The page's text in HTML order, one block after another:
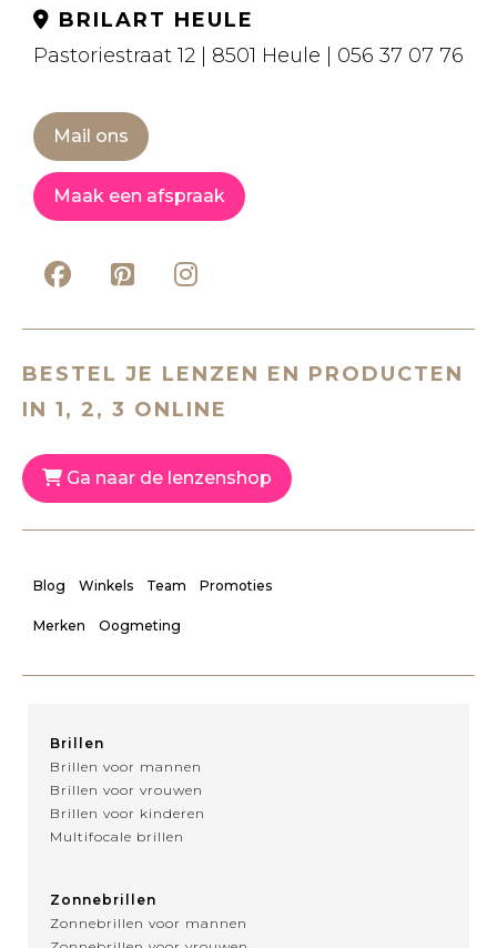
BRILART HEULE
Pastoriestraat 12 | 8501 Heule | 056 37 07 76
Mail ons
Maak een afspraak
BESTEL JE LENZEN EN PRODUCTEN
IN 1, 2, 3 ONLINE
Ga naar de lenzenshop
Blog Winkels Team Promoties
Merken Oogmeting
Brillen
Brillen voor mannen
Brillen voor vrouwen
Brillen voor kinderen
Multifocale brillen
Zonnebrillen
Zonnebrillen voor mannen